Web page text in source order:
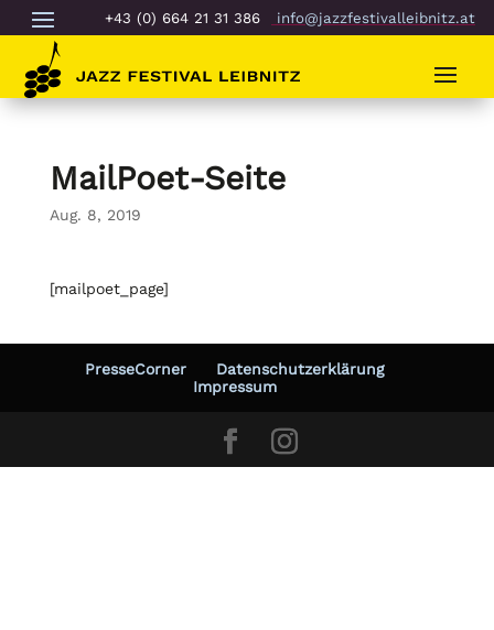
+43 (0) 664 21 31 386 info@jazzfestivalleibnitz.at
MailPoet-Seite
Aug. 8, 2019
[mailpoet_page]
PresseCorner
Datenschutzerklärung
Impressum